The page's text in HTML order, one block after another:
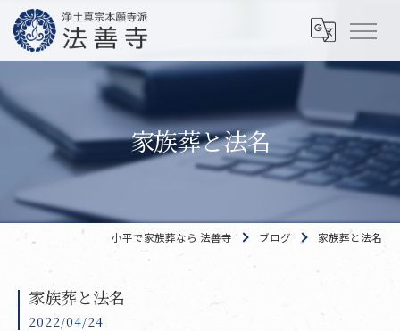
家族葬と法名
小平で家族葬なら 法善寺 ブログ 家族葬と法名
家族葬と法名
2022/04/24